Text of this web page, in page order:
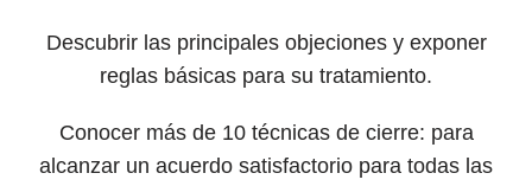
Descubrir las principales objeciones y exponer
reglas básicas para su tratamiento.
Conocer más de 10 técnicas de cierre: para
alcanzar un acuerdo satisfactorio para todas las